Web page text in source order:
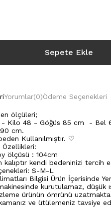
Yorumlar(0)Ödeme Seçenekleri
ölçüleri;
- Kilo 48 - Göğüs 85 cm - Bel
cm.
Kullanılmıştır. ♡
Özellikleri:
ölçüsü : 104cm
kalıptır kendi bedeninizi tercih
S-M-L
Bilgisi Ürün İçerisinde
kurutulamaz, düşük
ürünün ömrünü
ve ütülemeniz tavsiye